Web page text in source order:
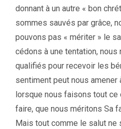
donnant à un autre « bon
sommes sauvés par grâce,
pouvons pas « mériter » le
cédons à une tentation,
qualifiés pour recevoir les
sentiment peut nous amener
lorsque nous faisons tout ce
faire, que nous méritons Sa
Mais tout comme le salut ne